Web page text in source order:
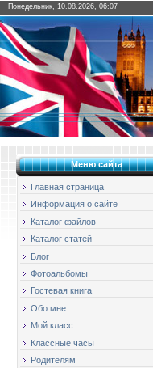
Понедельник, 10.08.2026, 06:07
Меню сайта
Главная страница
Информация о сайте
Каталог файлов
Каталог статей
Блог
Фотоальбомы
Гостевая книга
Обо мне
Мой класс
Классные часы
Родителям